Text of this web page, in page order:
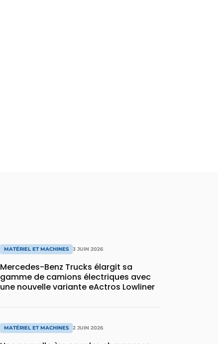
MATÉRIEL ET MACHINES 3 JUIN 2026
Mercedes-Benz Trucks élargit sa
gamme de camions électriques avec
une nouvelle variante eActros Lowliner
MATÉRIEL ET MACHINES 2 JUIN 2026